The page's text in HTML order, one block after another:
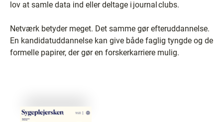
lov at samle data ind eller deltage i journal clubs.
Netværk betyder meget. Det samme gør efteruddannelse.
En kandidatuddannelse kan give både faglig tyngde og de
formelle papirer, der gør en forskerkarriere mulig.